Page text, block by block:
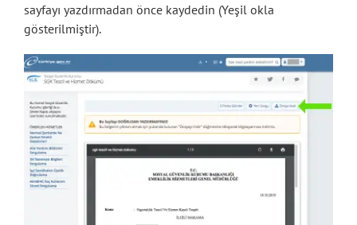
sayfayı yazdırmadan önce kaydedin (Yeşil okla
gösterilmiştir).